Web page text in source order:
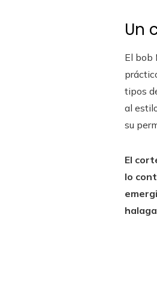
Un
El bob
tipos
al
su
El
lo